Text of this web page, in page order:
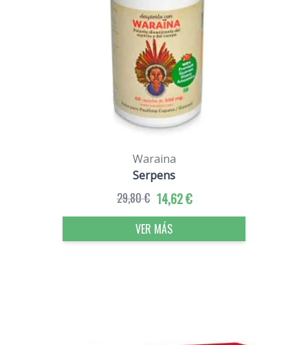
Waraina
Serpens
14,62 €
29,80 €
VER MÁS